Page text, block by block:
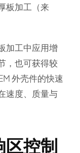
板加工（来
加工中应用增
，也可获得较
外壳件的快速
速度、质量与
区控制